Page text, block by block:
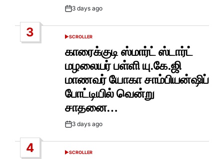
Post3 days ago
3
POSTED
SCROLLER
காரைக்குடி ஸ்மார்ட் ஸ்டார்ட்
மழலையர் பள்ளி யு.கே.ஜி
மாணவர் யோகா சாம்பியன்ஷிப்
போட்டியில் வென்று
சாதனை…
Post3 days ago
4
POSTED
SCROLLER